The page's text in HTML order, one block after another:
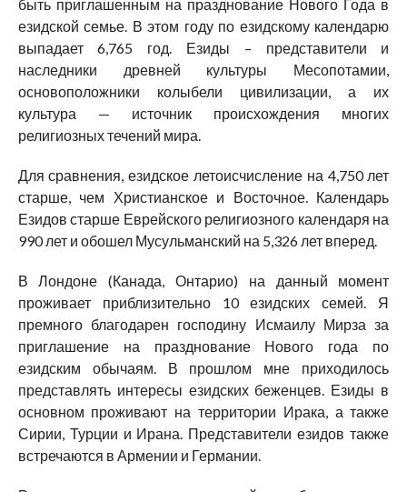
быть приглашенным на празднование Нового Года в
езидской семье. В этом году по езидскому календарю
выпадает 6,765 год. Езиды – представители и
наследники древней культуры Месопотамии,
основоположники колыбели цивилизации, а их
культура — источник происхождения многих
религиозных течений мира.
Для сравнения, езидское летоисчисление на 4,750 лет
старше, чем Христианское и Восточное. Календарь
Езидов старше Еврейского религиозного календаря на
990 лет и обошел Мусульманский на 5,326 лет вперед.
В Лондоне (Канада, Онтарио) на данный момент
проживает приблизительно 10 езидских семей. Я
премного благодарен господину Исмаилу Мирза за
приглашение на празднование Нового года по
езидским обычаям. В прошлом мне приходилось
представлять интересы езидских беженцев. Езиды в
основном проживают на территории Ирака, а также
Сирии, Турции и Ирана. Представители езидов также
встречаются в Армении и Германии.